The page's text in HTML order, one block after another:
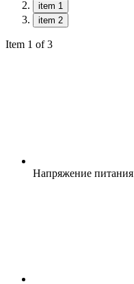
item 1
item 2
Item 1 of 3
Напряжение питания